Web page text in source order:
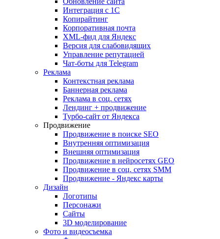
Интеграция с 1С
Копирайтинг
Корпоративная почта
XML-фид для Яндекс
Версия для слабовидящих
Управление репутацией
Чат-боты для Telegram
Реклама
Контекстная реклама
Баннерная реклама
Реклама в соц. сетях
Лендинг + продвижение
Турбо-сайт от Яндекса
Продвижение
Продвижение в поиске SEO
Внутренняя оптимизация
Внешняя оптимизация
Продвижение в нейросетях GEO
Продвижение в соц. сетях SMM
Продвижение - Яндекс карты
Дизайн
Логотипы
Персонажи
Сайты
3D моделирование
Фото и видеосъемка